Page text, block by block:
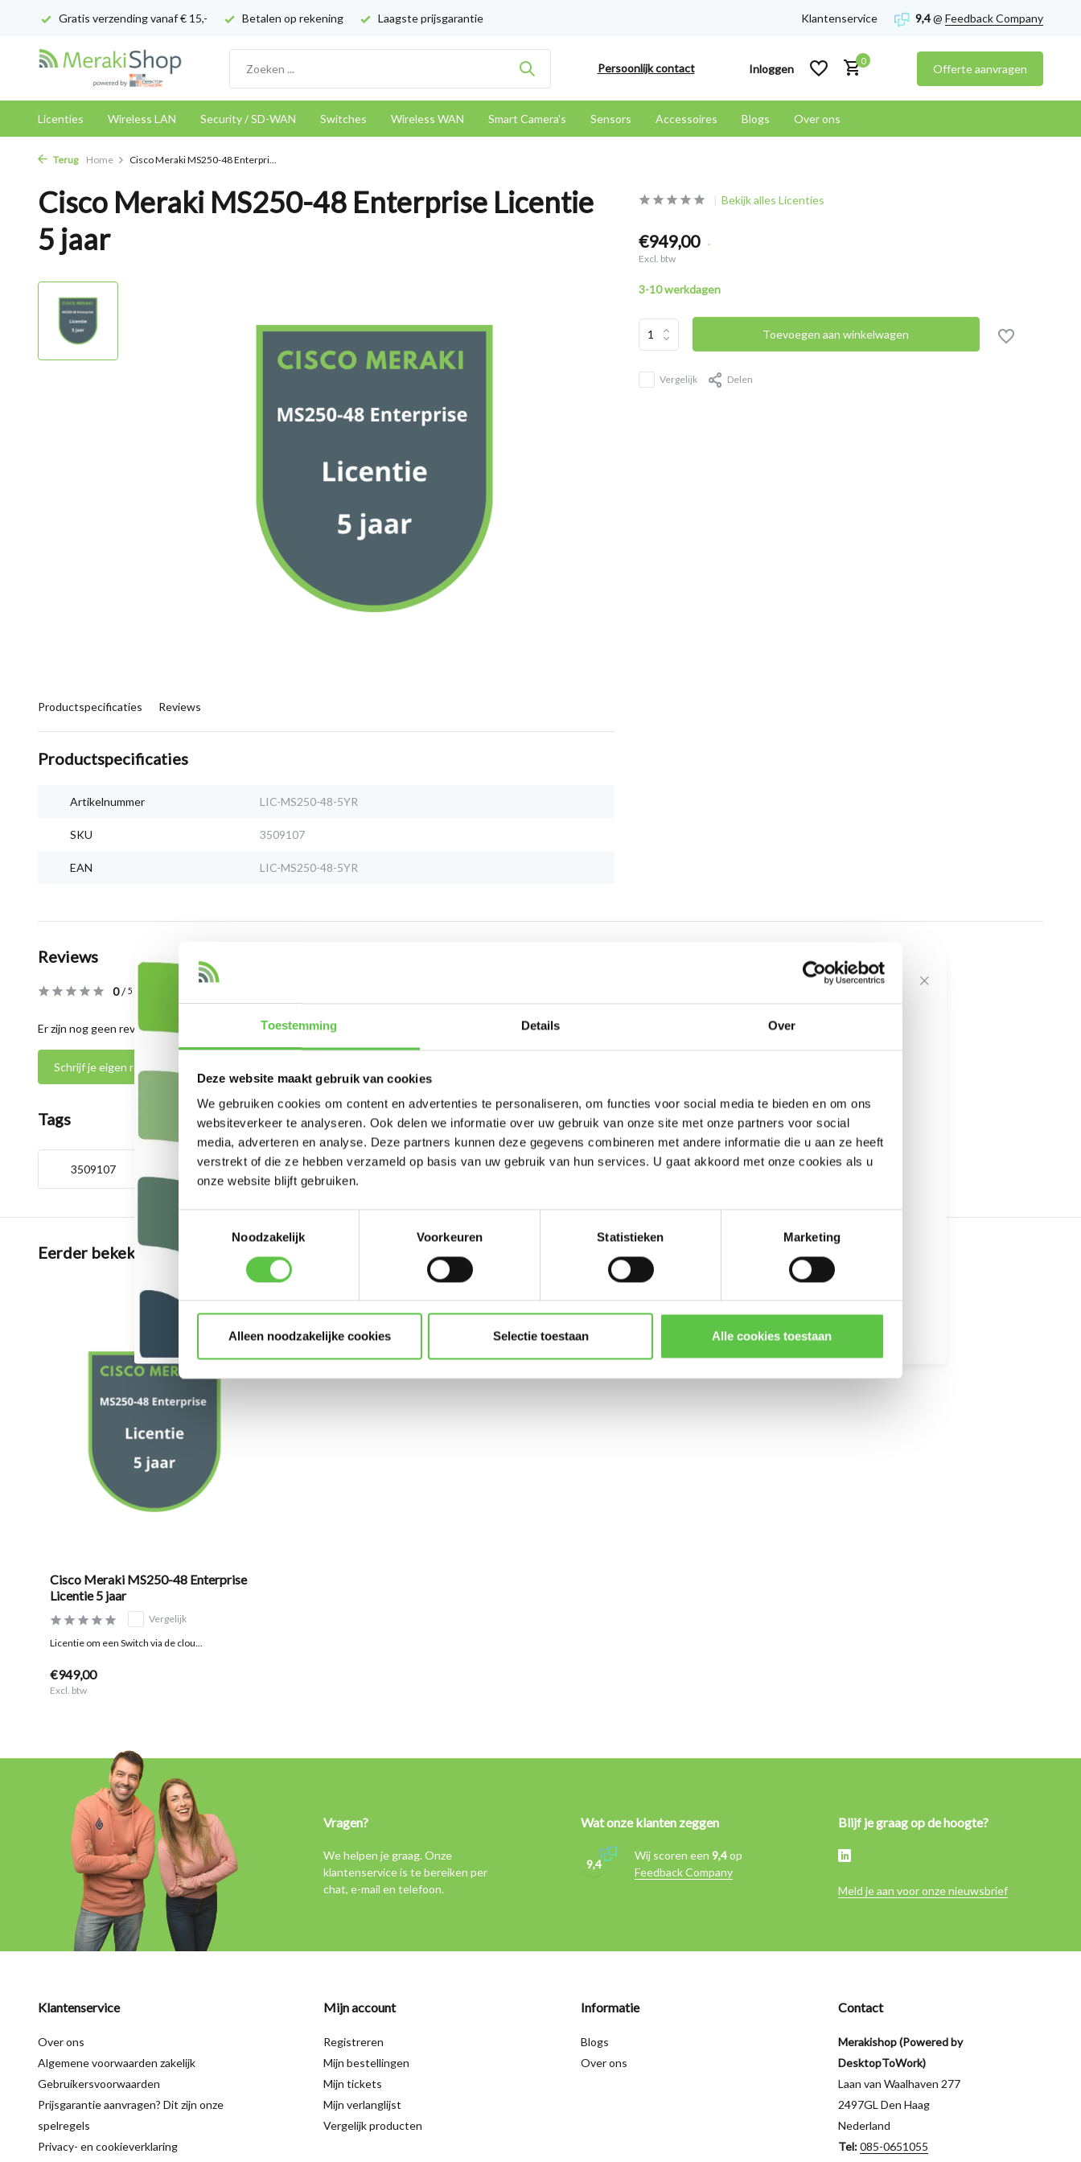
Toestemming Details Over
Deze website maakt gebruik van cookies
We gebruiken cookies om content en advertenties te personaliseren, om functies voor social media te bieden en om ons
websiteverkeer te analyseren. Ook delen we informatie over uw gebruik van onze site met onze partners voor social
media, adverteren en analyse. Deze partners kunnen deze gegevens combineren met andere informatie die u aan ze heeft
verstrekt of die ze hebben verzameld op basis van uw gebruik van hun services. U gaat akkoord met onze cookies als u
onze website blijft gebruiken.
Noodzakelijk
Voorkeuren Statistieken Marketing
Alleen noodzakelijke cookies Selectie toestaan Alle cookies toestaan
Gratis verzending vanaf € 15,- Betalen op rekening Laagste prijsgarantie Klantenservice 9,4@ Feedback Company
Persoonlijk contact Inloggen
0
Offerte aanvragen
Licenties Wireless LAN Security / SD-WAN Switches Wireless WAN Smart Camera's Sensors Accessoires Blogs Over ons
Terug Home Cisco Meraki MS250-48 Enterpri...
Cisco Meraki MS250-48 Enterprise Licentie
5 jaar
Productspecificaties Reviews
Productspecificaties
Artikelnummer LIC-MS250-48-5YR
SKU 3509107
EAN LIC-MS250-48-5YR
Bekijk alles Licenties
€949,00 .
Excl. btw
3-10 werkdagen
Toevoegen aan winkelwagen
Vergelijk Delen
Reviews
0/5
Er zijn nog geen reviews geschreven over dit product..
Schrijf je eigen review
Tags
3509107 5 Year Enterprise Support LIC-MS250-48-5YR MS250-48
Eerder bekeken
Cisco Meraki MS250-48 Enterprise
Licentie 5 jaar
Vergelijk
Licentie om een Switch via de clou...
€949,00
Excl. btw
Vragen?
We helpen je graag. Onze
klantenservice is te bereiken per
chat, e-mail en telefoon.
Wat onze klanten zeggen
9,4
Wij scoren een 9,4op
Feedback Company
Blijf je graag op de hoogte?
Meld je aan voor onze nieuwsbrief
Klantenservice
Over ons
Algemene voorwaarden zakelijk
Gebruikersvoorwaarden
Prijsgarantie aanvragen? Dit zijn onze
spelregels
Privacy- en cookieverklaring
Mijn account
Registreren
Mijn bestellingen
Mijn tickets
Mijn verlanglijst
Vergelijk producten
Informatie
Blogs
Over ons
Contact
Merakishop (Powered by
DesktopToWork)
Laan van Waalhaven 277
2497GL Den Haag
Nederland
Tel:085-0651055
Schrijf je in voor onze
Updates, acties & productinformatie
E-mailadres*
* Lees hier de wettelijke beperkingen